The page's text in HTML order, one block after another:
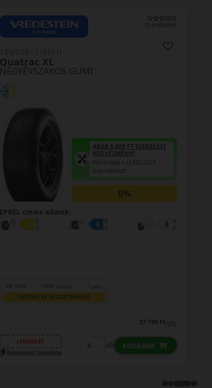
0 értékelés
NÉGYÉVSZAKOS GUMI
Quatrac XL
AKÁR 8.000 FT SZERELÉSI
KEDVEZMÉNY!
Használja a LENDÜLET
kuponkódot!
0%
EPREL cimke adatok:
0% THM 100% online 7 perc
FIZETHETEK RÉSZLETEKBEN?
27 190 Ft/db
LENDÜLET
Kuponkód másolása
db KOSÁRBA